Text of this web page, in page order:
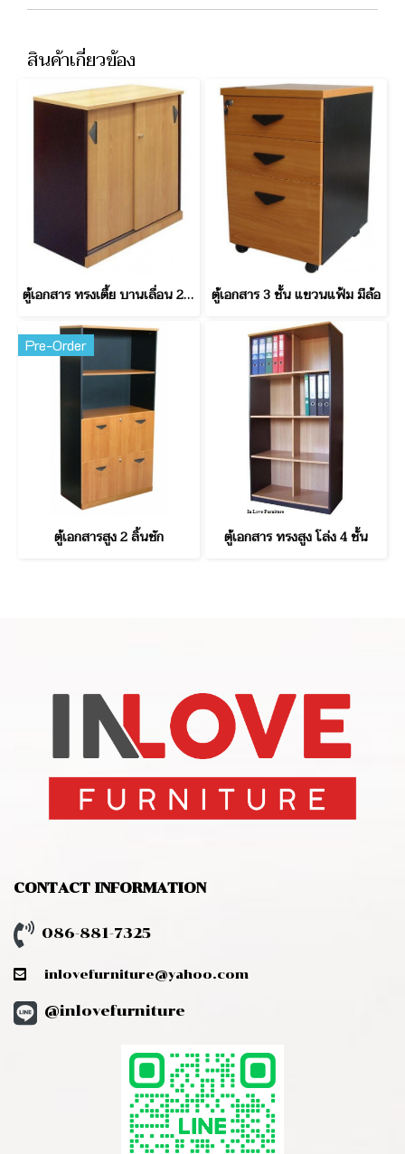
สินค้าเกี่ยวข้อง
ตู้เอกสาร ทรงเตี้ย บานเลื่อน 2 ชั้น ตู้เอกสาร 3 ชั้น แขวนแฟ้ม มีล้อ
Pre-Order
ตู้เอกสารสูง 2 ลิ้นชัก ตู้เอกสาร ทรงสูง โล่ง 4 ชั้น
CONTACT INFORMATION
086-881-7325
inlovefurniture@yahoo.com
@inlovefurniture